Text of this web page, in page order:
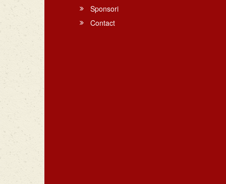
Sponsori
Contact